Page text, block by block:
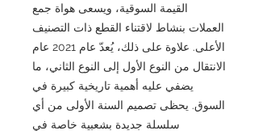
القيمة السوقية، ويسعى هواة جمع
العملات بنشاط لاقتناء القطع ذات التصنيف
الأعلى. علاوة على ذلك، يُعدّ عام 2021 عام
الانتقال من النوع الأول إلى النوع الثاني، ما
يضفي عليه أهمية تاريخية كبيرة في
السوق. يحظى تصميم السنة الأولى من أي
سلسلة جديدة بشعبية خاصة في